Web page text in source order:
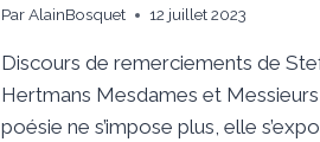
Par AlainBosquet 12 juillet 2023
Discours de remerciements de
Hertmans Mesdames et
poésie ne s’impose plus, elle